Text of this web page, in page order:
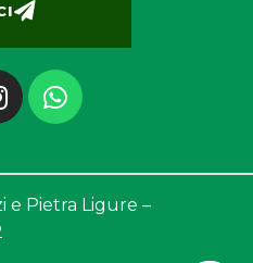
e Pietra Ligure –